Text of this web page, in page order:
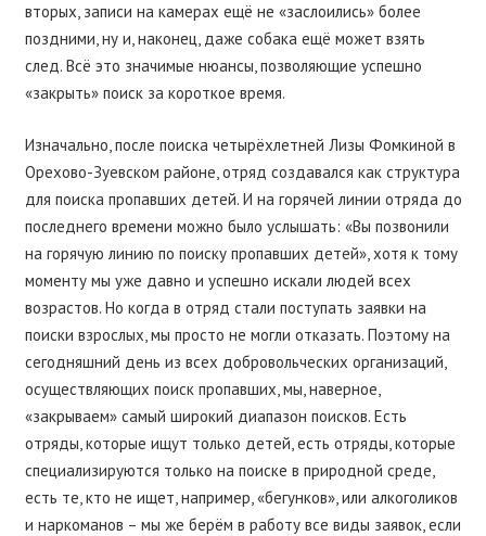
вторых, записи на камерах ещё не «заслоились» более
поздними, ну и, наконец, даже собака ещё может взять
след. Всё это значимые нюансы, позволяющие успешно
«закрыть» поиск за короткое время.
Изначально, после поиска четырёхлетней Лизы Фомкиной в
Орехово-Зуевском районе, отряд создавался как структура
для поиска пропавших детей. И на горячей линии отряда до
последнего времени можно было услышать: «Вы позвонили
на горячую линию по поиску пропавших детей», хотя к тому
моменту мы уже давно и успешно искали людей всех
возрастов. Но когда в отряд стали поступать заявки на
поиски взрослых, мы просто не могли отказать. Поэтому на
сегодняшний день из всех добровольческих организаций,
осуществляющих поиск пропавших, мы, наверное,
«закрываем» самый широкий диапазон поисков. Есть
отряды, которые ищут только детей, есть отряды, которые
специализируются только на поиске в природной среде,
есть те, кто не ищет, например, «бегунков», или алкоголиков
и наркоманов – мы же берём в работу все виды заявок, если